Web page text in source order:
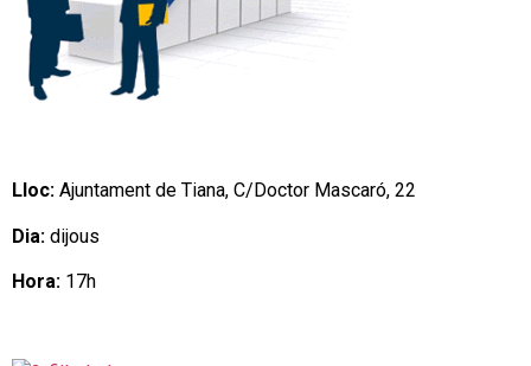
Lloc: Ajuntament de Tiana, C/Doctor Mascaró, 22
Dia: dijous
Hora: 17h